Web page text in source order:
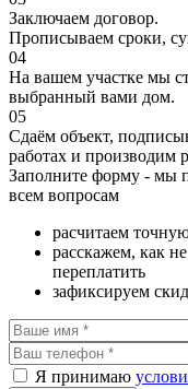
Заключаем договор.
Прописываем сроки,
04
На вашем участке мы
выбранный вами дом.
05
Сдаём объект,
работах и производим
Заполните форму - мы
всем вопросам
раcчитаем
расскажем, как
переплатить
зафиксируем
Я принимаю